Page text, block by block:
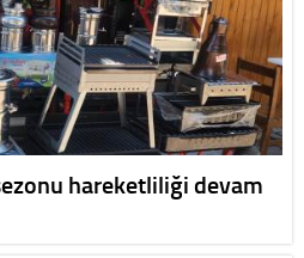
hareketliliği devam